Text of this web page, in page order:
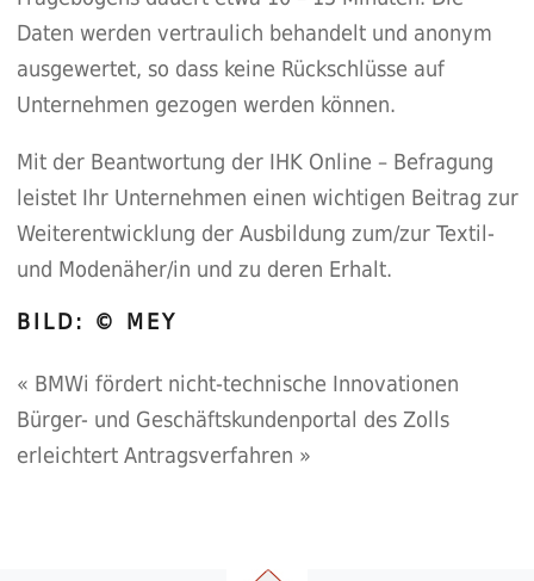
Daten werden vertraulich behandelt und anonym
ausgewertet, so dass keine Rückschlüsse auf
Unternehmen gezogen werden können.
Mit der Beantwortung der IHK Online – Befragung
leistet Ihr Unternehmen einen wichtigen Beitrag zur
Weiterentwicklung der Ausbildung zum/zur Textil-
und Modenäher/in und zu deren Erhalt.
BILD: © MEY
« BMWi fördert nicht-technische Innovationen
Bürger- und Geschäftskundenportal des Zolls
erleichtert Antragsverfahren »